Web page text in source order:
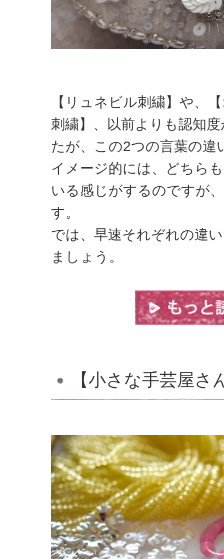
【リュネビル刺繍】や、
刺繍】、以前よりも認知
たが、この2つの言葉の違
イメージ的には、どちら
いる感じがするのですが
す。
では、早速それぞれの違
ましょう。
【小さな手芸屋さ